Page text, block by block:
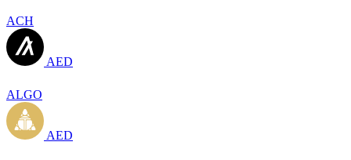
ACH
AED
ALGO
AED